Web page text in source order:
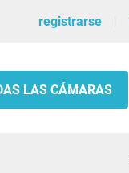
registrarse
LAS CÁMARAS